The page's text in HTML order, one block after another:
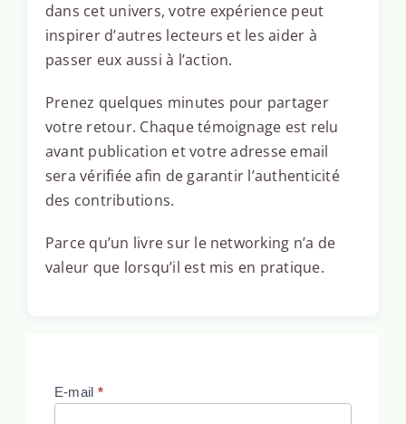
dans cet univers, votre expérience peut
inspirer d’autres lecteurs et les aider à
passer eux aussi à l’action.
Prenez quelques minutes pour partager
votre retour. Chaque témoignage est relu
avant publication et votre adresse email
sera vérifiée afin de garantir l’authenticité
des contributions.
Parce qu’un livre sur le networking n’a de
valeur que lorsqu’il est mis en pratique.
Lecteur
E-mail *